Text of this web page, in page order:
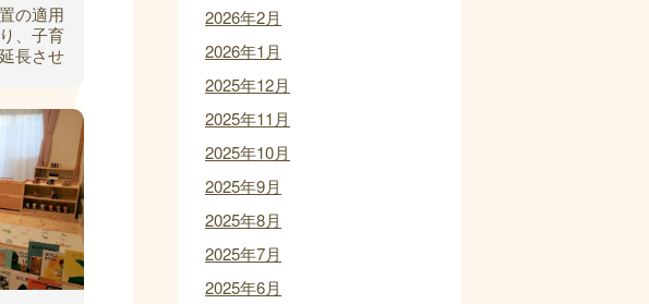
の適用
、子育
長させ
2026年2月
2026年1月
2025年12月
2025年11月
2025年10月
2025年9月
2025年8月
2025年7月
2025年6月